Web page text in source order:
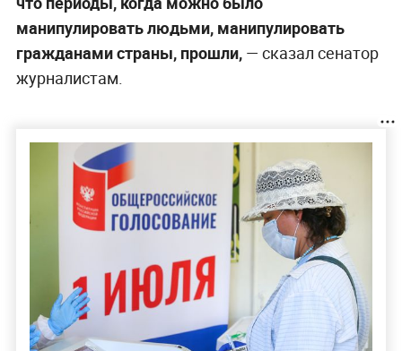
манипулировать людьми, манипулировать
гражданами страны, прошли, — сказал сенатор
журналистам.